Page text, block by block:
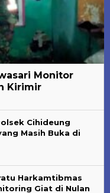
Monitor
Kirimir
Cihideung
Masih Buka di
Harkamtibmas
Giat di Nulan